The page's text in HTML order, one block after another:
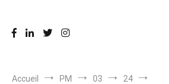
Accueil PM 03
24